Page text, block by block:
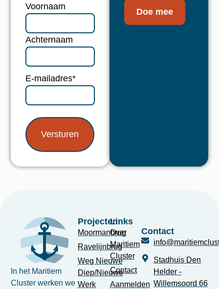
Naam*
Voornaam
Achternaam
E-mailadres*
Doe mee
In het Maritiem
Cluster werken we
Contact
Stadhuis Den
Helder -
Willemsoord 66
Projecten
Moormanbrug
Ravelijnbrug
Weg Nieuwe
Diep/Nieuwe
Werk
Links
Over
Maritiem
Cluster
Contact
Aanmelden